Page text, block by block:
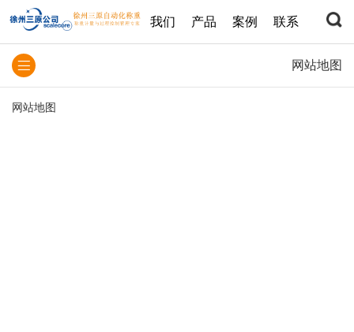
我们 产品 案例 联系
网站地图
网站地图